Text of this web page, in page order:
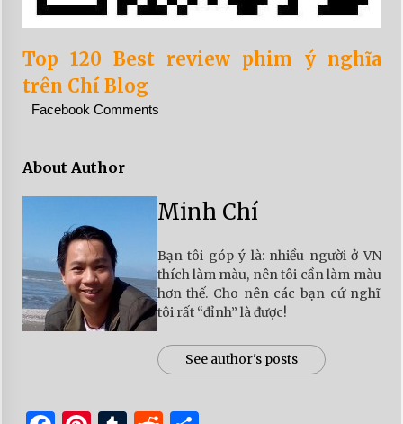
Top 120 Best review phim ý nghĩa
trên Chí Blog
Facebook Comments
About Author
Minh Chí
Bạn tôi góp ý là: nhiều người ở VN
thích làm màu, nên tôi cần làm màu
hơn thế. Cho nên các bạn cứ nghĩ
tôi rất “đỉnh” là được!
See author's posts